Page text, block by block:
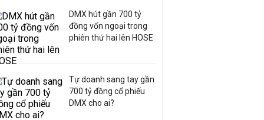
DMX hút gần 700 tỷ
đồng vốn ngoại trong
phiên thứ hai lên HOSE
Tự doanh sang tay gần
700 tỷ đồng cổ phiếu
DMX cho ai?